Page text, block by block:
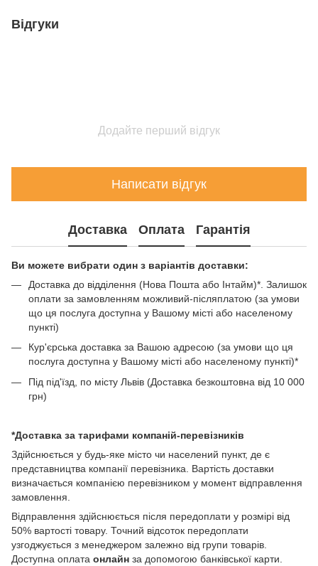
Відгуки
Додайте перший відгук
Написати відгук
Доставка Оплата Гарантія
Ви можете вибрати один з варіантів доставки:
Доставка до відділення (Нова Пошта або Інтайм)*. Залишок
оплати за замовленням можливий-післяплатою (за умови
що ця послуга доступна у Вашому місті або населеному
пункті)
Кур'єрська доставка за Вашою адресою (за умови що ця
послуга доступна у Вашому місті або населеному пункті)*
Під під'їзд, по місту Львів (Доставка безкоштовна від 10 000
грн)
*Доставка за тарифами компаній-перевізників
Здійснюється у будь-яке місто чи населений пункт, де є
представництва компанії перевізника. Вартість доставки
визначається компанією перевізником у момент відправлення
замовлення.
Відправлення здійснюється після передоплати у розмірі від
50% вартості товару. Точний відсоток передоплати
узгоджується з менеджером залежно від групи товарів.
Доступна оплата онлайн за допомогою банківської карти.